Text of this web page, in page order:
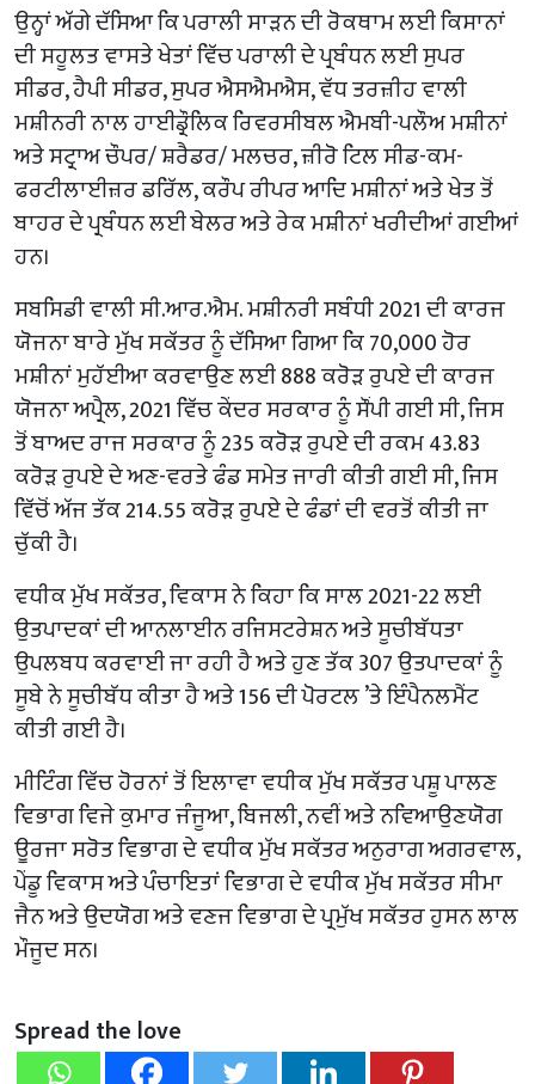
ਉਨ੍ਹਾਂ ਅੱਗੇ ਦੱਸਿਆ ਕਿ ਪਰਾਲੀ ਸਾੜਨ ਦੀ ਰੋਕਥਾਮ ਲਈ ਕਿਸਾਨਾਂ
ਦੀ ਸਹੂਲਤ ਵਾਸਤੇ ਖੇਤਾਂ ਵਿੱਚ ਪਰਾਲੀ ਦੇ ਪ੍ਰਬੰਧਨ ਲਈ ਸੁਪਰ
ਸੀਡਰ, ਹੈਪੀ ਸੀਡਰ, ਸੁਪਰ ਐਸਐਮਐਸ, ਵੱਧ ਤਰਜ਼ੀਹ ਵਾਲੀ
ਮਸ਼ੀਨਰੀ ਨਾਲ ਹਾਈਡ੍ਰੌਲਿਕ ਰਿਵਰਸੀਬਲ ਐਮਬੀ-ਪਲੌਅ ਮਸ਼ੀਨਾਂ
ਅਤੇ ਸਟ੍ਰਾਅ ਚੌਪਰ/ ਸ਼ਰੈਡਰ/ ਮਲਚਰ, ਜ਼ੀਰੋ ਟਿਲ ਸੀਡ-ਕਮ-
ਫਰਟੀਲਾਈਜ਼ਰ ਡਰਿੱਲ, ਕਰੌਪ ਰੀਪਰ ਆਦਿ ਮਸ਼ੀਨਾਂ ਅਤੇ ਖੇਤ ਤੋਂ
ਬਾਹਰ ਦੇ ਪ੍ਰਬੰਧਨ ਲਈ ਬੇਲਰ ਅਤੇ ਰੇਕ ਮਸ਼ੀਨਾਂ ਖਰੀਦੀਆਂ ਗਈਆਂ
ਹਨ।
ਸਬਸਿਡੀ ਵਾਲੀ ਸੀ.ਆਰ.ਐਮ. ਮਸ਼ੀਨਰੀ ਸਬੰਧੀ 2021 ਦੀ ਕਾਰਜ
ਯੋਜਨਾ ਬਾਰੇ ਮੁੱਖ ਸਕੱਤਰ ਨੂੰ ਦੱਸਿਆ ਗਿਆ ਕਿ 70,000 ਹੋਰ
ਮਸ਼ੀਨਾਂ ਮੁਹੱਈਆ ਕਰਵਾਉਣ ਲਈ 888 ਕਰੋੜ ਰੁਪਏ ਦੀ ਕਾਰਜ
ਯੋਜਨਾ ਅਪ੍ਰੈਲ, 2021 ਵਿੱਚ ਕੇਂਦਰ ਸਰਕਾਰ ਨੂੰ ਸੌਂਪੀ ਗਈ ਸੀ, ਜਿਸ
ਤੋਂ ਬਾਅਦ ਰਾਜ ਸਰਕਾਰ ਨੂੰ 235 ਕਰੋੜ ਰੁਪਏ ਦੀ ਰਕਮ 43.83
ਕਰੋੜ ਰੁਪਏ ਦੇ ਅਣ-ਵਰਤੇ ਫੰਡ ਸਮੇਤ ਜਾਰੀ ਕੀਤੀ ਗਈ ਸੀ, ਜਿਸ
ਵਿੱਚੋਂ ਅੱਜ ਤੱਕ 214.55 ਕਰੋੜ ਰੁਪਏ ਦੇ ਫੰਡਾਂ ਦੀ ਵਰਤੋਂ ਕੀਤੀ ਜਾ
ਚੁੱਕੀ ਹੈ।
ਵਧੀਕ ਮੁੱਖ ਸਕੱਤਰ, ਵਿਕਾਸ ਨੇ ਕਿਹਾ ਕਿ ਸਾਲ 2021-22 ਲਈ
ਉਤਪਾਦਕਾਂ ਦੀ ਆਨਲਾਈਨ ਰਜਿਸਟਰੇਸ਼ਨ ਅਤੇ ਸੂਚੀਬੱਧਤਾ
ਉਪਲਬਧ ਕਰਵਾਈ ਜਾ ਰਹੀ ਹੈ ਅਤੇ ਹੁਣ ਤੱਕ 307 ਉਤਪਾਦਕਾਂ ਨੂੰ
ਸੂਬੇ ਨੇ ਸੂਚੀਬੱਧ ਕੀਤਾ ਹੈ ਅਤੇ 156 ਦੀ ਪੋਰਟਲ ’ਤੇ ਇੰਪੈਨਲਮੈਂਟ
ਕੀਤੀ ਗਈ ਹੈ।
ਮੀਟਿੰਗ ਵਿੱਚ ਹੋਰਨਾਂ ਤੋਂ ਇਲਾਵਾ ਵਧੀਕ ਮੁੱਖ ਸਕੱਤਰ ਪਸ਼ੂ ਪਾਲਣ
ਵਿਭਾਗ ਵਿਜੇ ਕੁਮਾਰ ਜੰਜੂਆ, ਬਿਜਲੀ, ਨਵੀਂ ਅਤੇ ਨਵਿਆਉਣਯੋਗ
ਊਰਜਾ ਸਰੋਤ ਵਿਭਾਗ ਦੇ ਵਧੀਕ ਮੁੱਖ ਸਕੱਤਰ ਅਨੁਰਾਗ ਅਗਰਵਾਲ,
ਪੇਂਡੂ ਵਿਕਾਸ ਅਤੇ ਪੰਚਾਇਤਾਂ ਵਿਭਾਗ ਦੇ ਵਧੀਕ ਮੁੱਖ ਸਕੱਤਰ ਸੀਮਾ
ਜੈਨ ਅਤੇ ਉਦਯੋਗ ਅਤੇ ਵਣਜ ਵਿਭਾਗ ਦੇ ਪ੍ਰਮੁੱਖ ਸਕੱਤਰ ਹੁਸਨ ਲਾਲ
ਮੌਜੂਦ ਸਨ।
Spread the love